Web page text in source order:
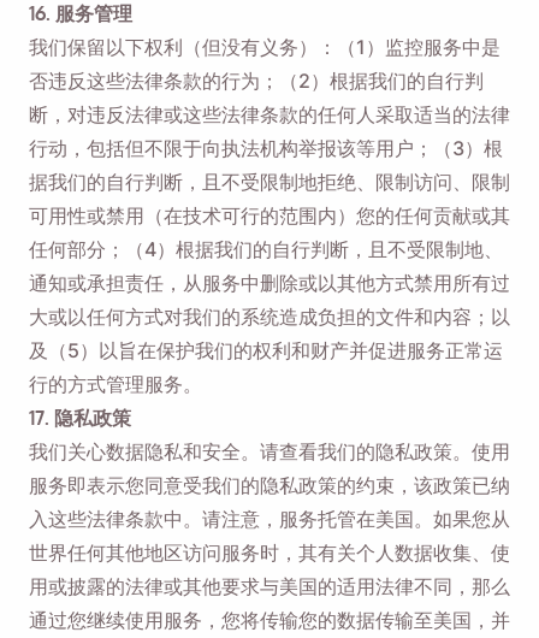
16. 服务管理
我们保留以下权利（但没有义务）：（1）监控服务中是
否违反这些法律条款的行为；（2）根据我们的自行判
断，对违反法律或这些法律条款的任何人采取适当的法律
行动，包括但不限于向执法机构举报该等用户；（3）根
据我们的自行判断，且不受限制地拒绝、限制访问、限制
可用性或禁用（在技术可行的范围内）您的任何贡献或其
任何部分；（4）根据我们的自行判断，且不受限制地、
通知或承担责任，从服务中删除或以其他方式禁用所有过
大或以任何方式对我们的系统造成负担的文件和内容；以
及（5）以旨在保护我们的权利和财产并促进服务正常运
行的方式管理服务。
17. 隐私政策
我们关心数据隐私和安全。请查看我们的隐私政策。使用
服务即表示您同意受我们的隐私政策的约束，该政策已纳
入这些法律条款中。请注意，服务托管在美国。如果您从
世界任何其他地区访问服务时，其有关个人数据收集、使
用或披露的法律或其他要求与美国的适用法律不同，那么
通过您继续使用服务，您将传输您的数据传输至美国，并